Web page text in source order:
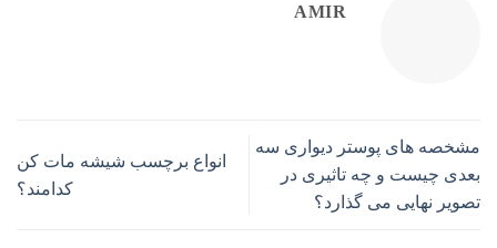
AMIR
مشخصه های پوستر دیواری سه
بعدی چیست و چه تاثیری در
تصویر نهایی می گذارد؟
انواع برچسب شیشه مات کن
کدامند؟